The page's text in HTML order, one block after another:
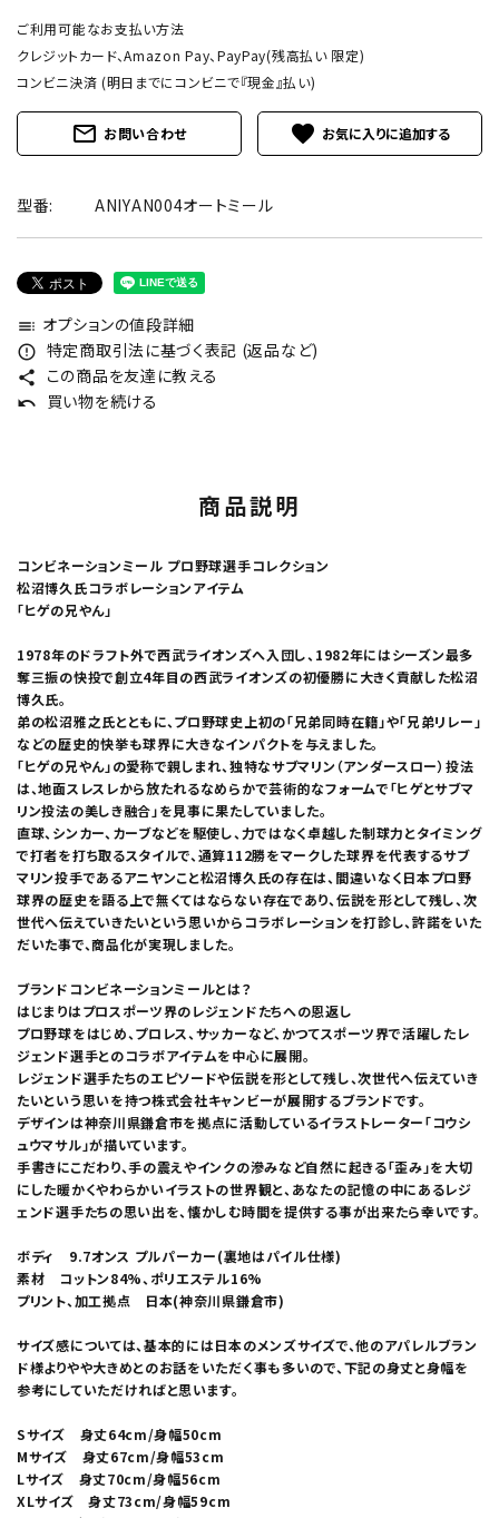
ご利用可能なお支払い方法
クレジットカード、Amazon Pay、PayPay(残高払い 限定)
コンビニ決済 (明日までにコンビニで『現金』払い)
mail_outline お問い合わせ favorite
型番: ANIYAN004オートミール
toc オプションの値段詳細
error_outline 特定商取引法に基づく表記 (返品など)
share この商品を友達に教える
undo 買い物を続ける
商品説明
コンビネーションミール プロ野球選手コレクション
松沼博久氏コラボレーションアイテム
「ヒゲの兄やん」
1978年のドラフト外で西武ライオンズへ入団し、1982年にはシーズン最多
奪三振の快投で創立4年目の西武ライオンズの初優勝に大きく貢献した松沼
博久氏。
弟の松沼雅之氏とともに、プロ野球史上初の「兄弟同時在籍」や「兄弟リレー」
などの歴史的快挙も球界に大きなインパクトを与えました。
「ヒゲの兄やん」の愛称で親しまれ、独特なサブマリン（アンダースロー）投法
は、地面スレスレから放たれるなめらかで芸術的なフォームで「ヒゲとサブマ
リン投法の美しき融合」を見事に果たしていました。
直球、シンカー、カーブなどを駆使し、力ではなく卓越した制球力とタイミング
で打者を打ち取るスタイルで、通算112勝をマークした球界を代表するサブ
マリン投手であるアニヤンこと松沼博久氏の存在は、間違いなく日本プロ野
球界の歴史を語る上で無くてはならない存在であり、伝説を形として残し、次
世代へ伝えていきたいという思いからコラボレーションを打診し、許諾をいた
だいた事で、商品化が実現しました。
ブランドコンビネーションミールとは？
はじまりはプロスポーツ界のレジェンドたちへの恩返し
プロ野球をはじめ、プロレス、サッカーなど、かつてスポーツ界で活躍したレ
ジェンド選手とのコラボアイテムを中心に展開。
レジェンド選手たちのエピソードや伝説を形として残し、次世代へ伝えていき
たいという思いを持つ株式会社キャンビーが展開するブランドです。
デザインは神奈川県鎌倉市を拠点に活動しているイラストレーター「コウシ
ュウマサル」が描いています。
手書きにこだわり、手の震えやインクの滲みなど自然に起きる「歪み」を大切
にした暖かくやわらかいイラストの世界観と、あなたの記憶の中にあるレジ
ェンド選手たちの思い出を、懐かしむ時間を提供する事が出来たら幸いです。
ボディ 9.7オンス プルパーカー(裏地はパイル仕様)
素材 コットン84%、ポリエステル16%
プリント、加工拠点 日本(神奈川県鎌倉市)
サイズ感については、基本的には日本のメンズサイズで、他のアパレルブラン
ド様よりやや大きめとのお話をいただく事も多いので、下記の身丈と身幅を
参考にしていただければと思います。
Sサイズ 身丈64cm/身幅50cm
Mサイズ 身丈67cm/身幅53cm
Lサイズ 身丈70cm/身幅56cm
XLサイズ 身丈73cm/身幅59cm